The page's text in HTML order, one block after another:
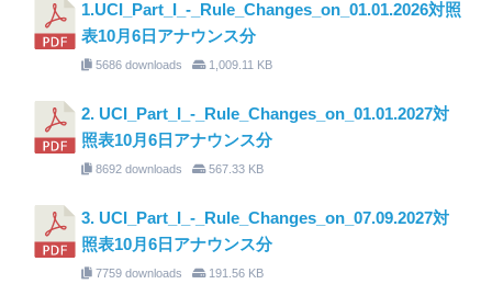
1.UCI_Part_I_-_Rule_Changes_on_01.01.2026対照
表10月6日アナウンス分
5686 downloads 1,009.11 KB
2. UCI_Part_I_-_Rule_Changes_on_01.01.2027対
照表10月6日アナウンス分
8692 downloads 567.33 KB
3. UCI_Part_I_-_Rule_Changes_on_07.09.2027対
照表10月6日アナウンス分
7759 downloads 191.56 KB